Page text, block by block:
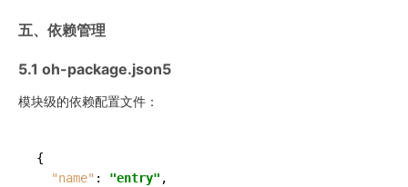
五、依赖管理
5.1 oh-package.json5
模块级的依赖配置文件：
{
"name" : "entry" ,